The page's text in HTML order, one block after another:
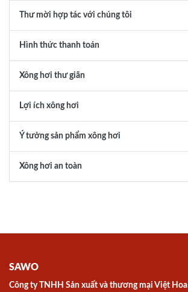
Thư mời hợp tác với chúng tôi
Hình thức thanh toán
Xông hơi thư giãn
Lợi ích xông hơi
Ý tưởng sản phẩm xông hơi
Xông hơi an toàn
SAWO
Công ty TNHH Sản xuất và thương mại Việt Hoa